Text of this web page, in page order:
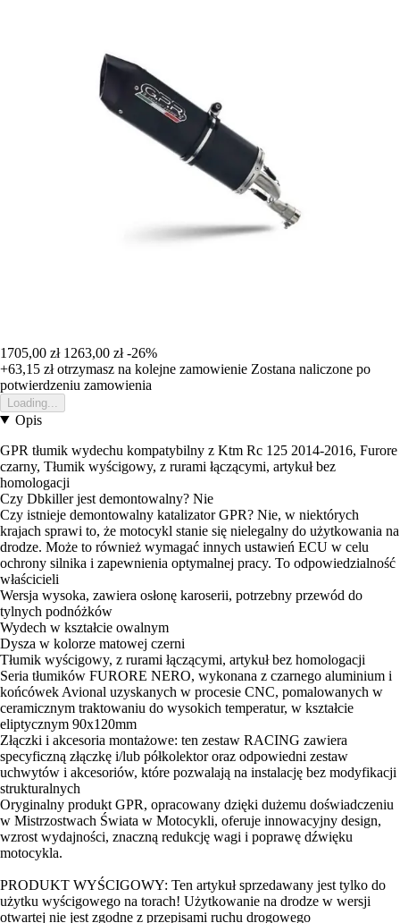
1705,00 zł 1263,00 zł -26%
+63,15 złotrzymasz na kolejne zamowienie Zostana naliczone po
potwierdzeniu zamowienia
Loading...
Opis
GPR tłumik wydechu kompatybilny z Ktm Rc 125 2014-2016, Furore
czarny, Tłumik wyścigowy, z rurami łączącymi, artykuł bez
homologacji
Czy Dbkiller jest demontowalny? Nie
Czy istnieje demontowalny katalizator GPR? Nie, w niektórych
krajach sprawi to, że motocykl stanie się nielegalny do użytkowania na
drodze. Może to również wymagać innych ustawień ECU w celu
ochrony silnika i zapewnienia optymalnej pracy. To odpowiedzialność
właścicieli
Wersja wysoka, zawiera osłonę karoserii, potrzebny przewód do
tylnych podnóżków
Wydech w kształcie owalnym
Dysza w kolorze matowej czerni
Tłumik wyścigowy, z rurami łączącymi, artykuł bez homologacji
Seria tłumików FURORE NERO, wykonana z czarnego aluminium i
końcówek Avional uzyskanych w procesie CNC, pomalowanych w
ceramicznym traktowaniu do wysokich temperatur, w kształcie
eliptycznym 90x120mm
Złączki i akcesoria montażowe: ten zestaw RACING zawiera
specyficzną złączkę i/lub półkolektor oraz odpowiedni zestaw
uchwytów i akcesoriów, które pozwalają na instalację bez modyfikacji
strukturalnych
Oryginalny produkt GPR, opracowany dzięki dużemu doświadczeniu
w Mistrzostwach Świata w Motocykli, oferuje innowacyjny design,
wzrost wydajności, znaczną redukcję wagi i poprawę dźwięku
motocykla.
PRODUKT WYŚCIGOWY: Ten artykuł sprzedawany jest tylko do
użytku wyścigowego na torach! Użytkowanie na drodze w wersji
otwartej nie jest zgodne z przepisami ruchu drogowego